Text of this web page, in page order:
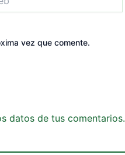
vez que comente.
datos de tus comentarios.